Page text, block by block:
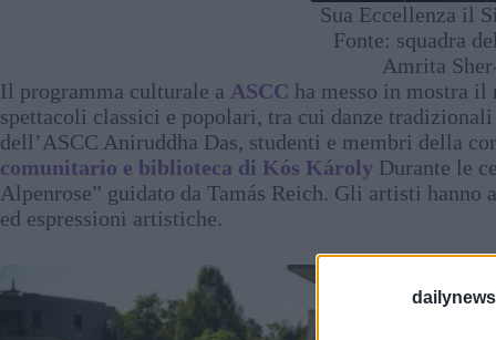
Sua Eccellenza il
Fonte: squadra
Amrita
Il programma culturale a ASCC ha messo in mostra
spettacoli classici e popolari, tra cui danze
dell’ASCC Aniruddha Das, studenti e membri della
comunitario e biblioteca di Kós Károly Durante le
Alpenrose” guidato da Tamás Reich. Gli artisti
ed espressioni artistiche.